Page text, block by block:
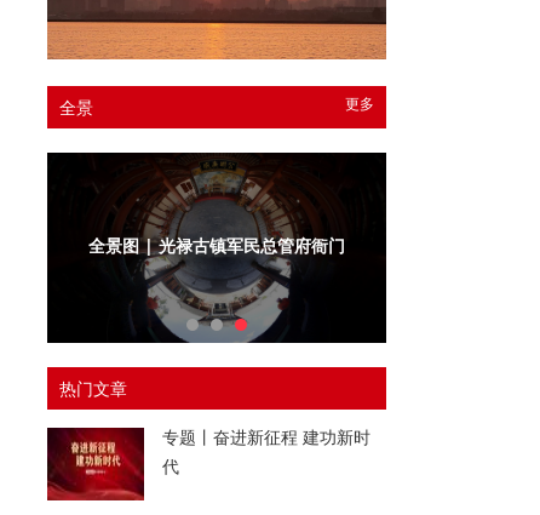
更多
全景
全景图 | 光禄古镇军民总管府
热门文章
专题丨奋进新征程 建功新时
代